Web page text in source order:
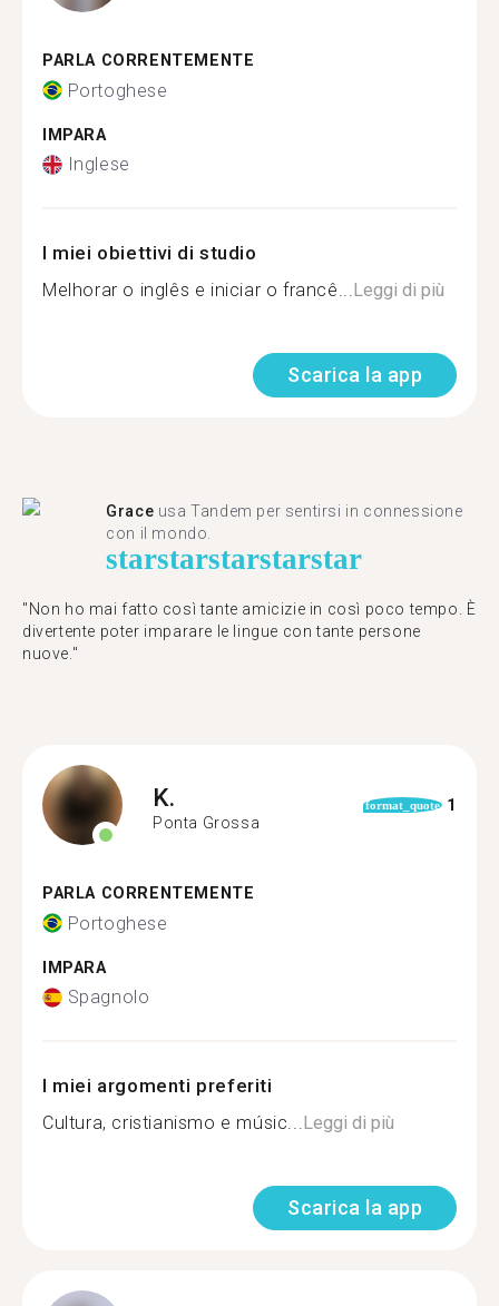
PARLA CORRENTEMENTE
Portoghese
IMPARA
Inglese
I miei obiettivi di studio
Melhorar o inglês e iniciar o francê...Leggi di più
Scarica la app
Grace usa Tandem per sentirsi in connessione
con il mondo.
starstarstarstarstar
"Non ho mai fatto così tante amicizie in così poco tempo. È
divertente poter imparare le lingue con tante persone
nuove."
K.
Ponta Grossa
format_quote 1
PARLA CORRENTEMENTE
Portoghese
IMPARA
Spagnolo
I miei argomenti preferiti
Cultura, cristianismo e músic...Leggi di più
Scarica la app